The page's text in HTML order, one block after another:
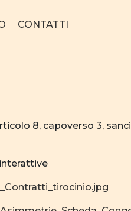
CONTATTI
8, capoverso 3,